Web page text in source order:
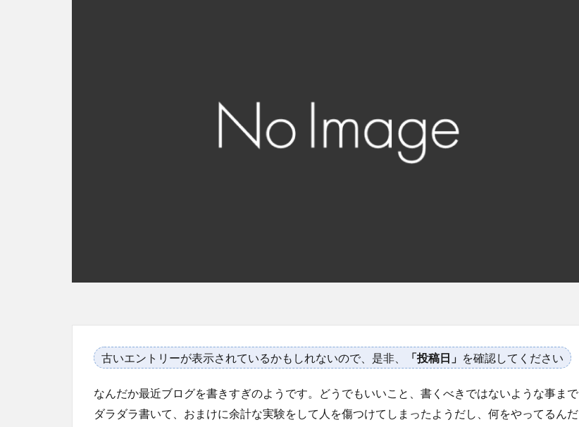
古いエントリーが表示されているかもしれないので、是非、 「投稿日」 を確認してください
なんだか最近ブログを書きすぎのようです。どうでもいいこと、書くべきではないような事まで
ダラダラ書いて、おまけに余計な実験をして人を傷つけてしまったようだし、何をやってるんだ